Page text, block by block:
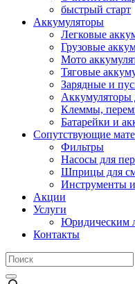
быстрый старт
Аккумуляторы
Легковые
Грузовые
Мото
Тяговые
Зарядные и
Аккумуляторы
Клеммы,
Батарейки и
Сопутствующие
Фильтры
Насосы для
Шприцы для
Инструменты
Акции
Услуги
Юридическим
Контакты